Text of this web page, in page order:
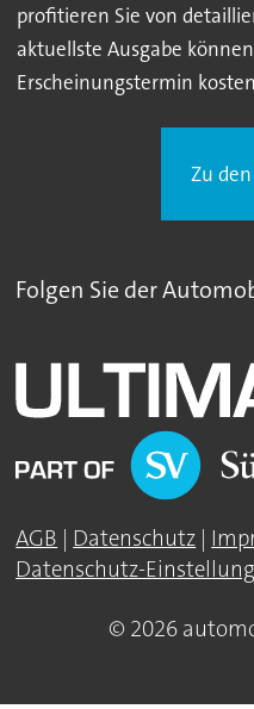
profitieren Sie von
aktuellste Ausgabe
Erscheinungstermin
Zu
Folgen Sie der
AGB | Datenschutz |
Datenschutz-
© 2026